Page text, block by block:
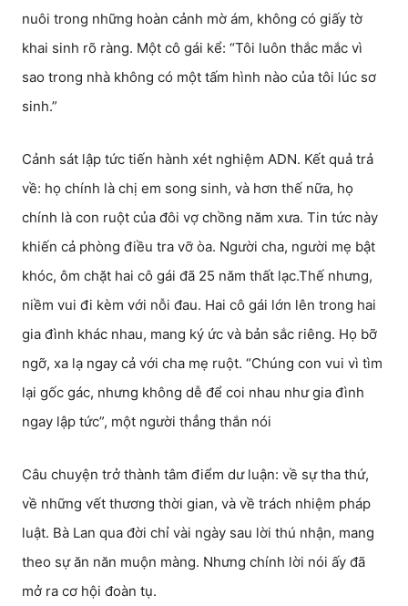
nuôi trong những hoàn cảnh mờ ám, không có giấy tờ
khai sinh rõ ràng. Một cô gái kể: “Tôi luôn thắc mắc vì
sao trong nhà không có một tấm hình nào của tôi lúc sơ
sinh.”
Cảnh sát lập tức tiến hành xét nghiệm ADN. Kết quả trả
về: họ chính là chị em song sinh, và hơn thế nữa, họ
chính là con ruột của đôi vợ chồng năm xưa. Tin tức này
khiến cả phòng điều tra vỡ òa. Người cha, người mẹ bật
khóc, ôm chặt hai cô gái đã 25 năm thất lạc.Thế nhưng,
niềm vui đi kèm với nỗi đau. Hai cô gái lớn lên trong hai
gia đình khác nhau, mang ký ức và bản sắc riêng. Họ bỡ
ngỡ, xa lạ ngay cả với cha mẹ ruột. “Chúng con vui vì tìm
lại gốc gác, nhưng không dễ để coi nhau như gia đình
ngay lập tức”, một người thẳng thắn nói
Câu chuyện trở thành tâm điểm dư luận: về sự tha thứ,
về những vết thương thời gian, và về trách nhiệm pháp
luật. Bà Lan qua đời chỉ vài ngày sau lời thú nhận, mang
theo sự ăn năn muộn màng. Nhưng chính lời nói ấy đã
mở ra cơ hội đoàn tụ.